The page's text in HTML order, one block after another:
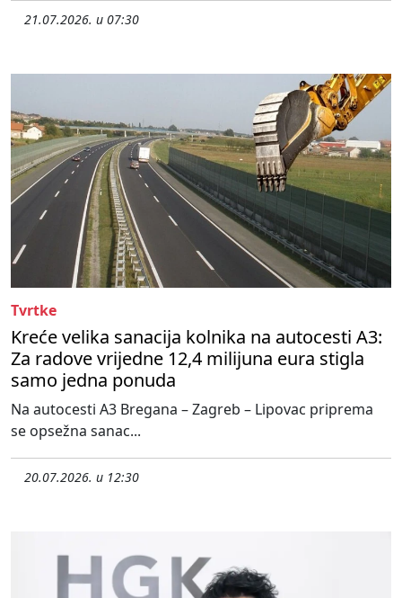
21.07.2026. u 07:30
Tvrtke
Kreće velika sanacija kolnika na autocesti A3:
Za radove vrijedne 12,4 milijuna eura stigla
samo jedna ponuda
Na autocesti A3 Bregana – Zagreb – Lipovac priprema
se opsežna sanac...
20.07.2026. u 12:30